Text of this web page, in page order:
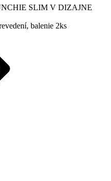
SLIM V DIZAJNE
balenie 2ks